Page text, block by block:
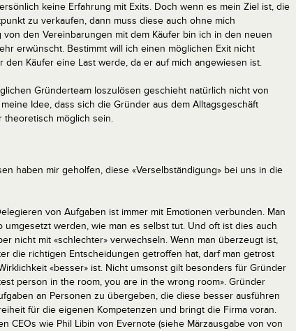
keine Erfahrung mit Exits. Doch wenn es mein Ziel ist, die
zu verkaufen, dann muss diese auch ohne mich
den Vereinbarungen mit dem Käufer bin ich in den neuen
erwünscht. Bestimmt will ich einen möglichen Exit nicht
Käufer eine Last werde, da er auf mich angewiesen ist.
Gründerteam loszulösen geschieht natürlich nicht von
Idee, dass sich die Gründer aus dem Alltagsgeschäft
theoretisch möglich sein.
haben mir geholfen, diese «Verselbständigung» bei uns in die
von Aufgaben ist immer mit Emotionen verbunden. Man
umgesetzt werden, wie man es selbst tut. Und oft ist dies auch
nicht mit «schlechter» verwechseln. Wenn man überzeugt ist,
die richtigen Entscheidungen getroffen hat, darf man getrost
«besser» ist. Nicht umsonst gilt besonders für Gründer
person in the room, you are in the wrong room». Gründer
an Personen zu übergeben, die diese besser ausführen
für die eigenen Kompetenzen und bringt die Firma voran.
CEOs wie Phil Libin von Evernote (siehe Märzausgabe von von